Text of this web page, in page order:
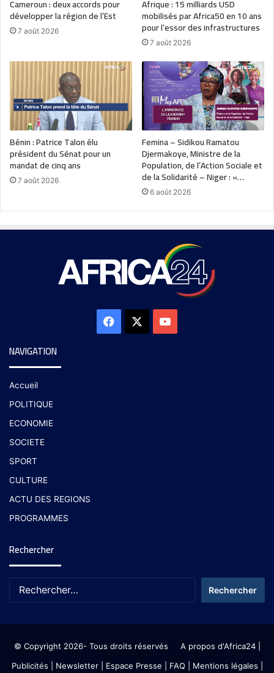
Cameroun : deux accords pour
développer la région de l’Est
7 août 2026
Afrique : 15 milliards USD
mobilisés par Africa50 en 10 ans
pour l’essor des infrastructures
7 août 2026
Bénin : Patrice Talon élu
président du Sénat pour un
mandat de cinq ans
7 août 2026
Femina – Sidikou Ramatou
Djermakoye, Ministre de la
Population, de l’Action Sociale et
de la Solidarité – Niger : «…
6 août 2026
NAVIGATION
Accueil
POLITIQUE
ECONOMIE
SOCIETE
SPORT
CULTURE
ACTU DES REGIONS
PROGRAMMES
Rechercher
© Copyright 2026- Tous droits réservés A propos d'Africa24|
Publicités
Newsletter| Espace Presse | FAQ | Mentions légales